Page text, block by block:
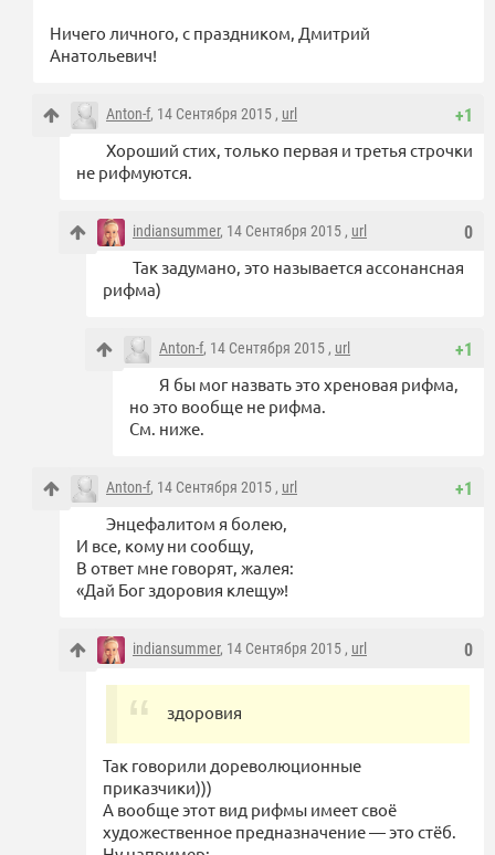
Ничего личного, с праздником, Дмитрий
Анатольевич!
+1
Anton-f, 14 Сентября 2015 , url
Хороший стих, только первая и третья строчки
не рифмуются.
0
indiansummer, 14 Сентября 2015 , url
Так задумано, это называется ассонансная
рифма)
+1
Anton-f, 14 Сентября 2015 , url
Я бы мог назвать это хреновая рифма,
но это вообще не рифма.
См. ниже.
+1
Anton-f, 14 Сентября 2015 , url
Энцефалитом я болею,
И все, кому ни сообщу,
В ответ мне говорят, жалея:
«Дай Бог здоровия клещу»!
0
indiansummer, 14 Сентября 2015 , url
здоровия
Так говорили дореволюционные
приказчики)))
А вообще этот вид рифмы имеет своё
художественное предназначение — это стёб.